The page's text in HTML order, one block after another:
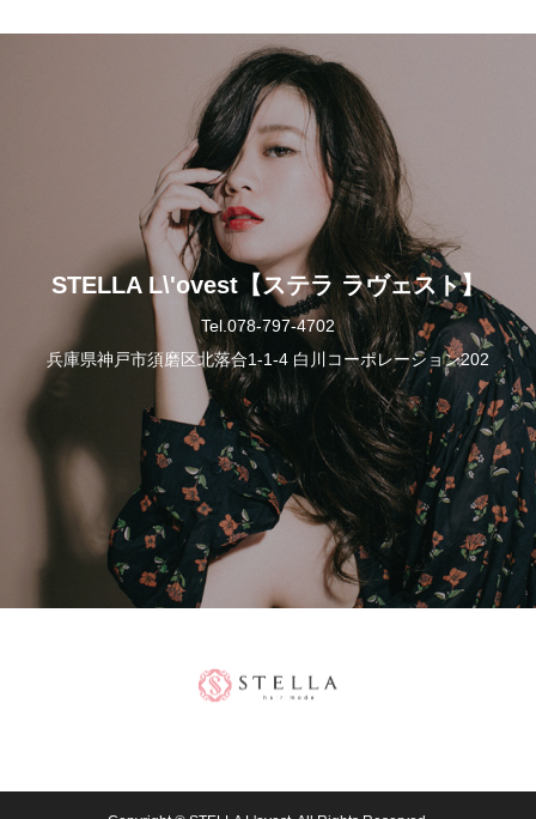
STELLA L\'ovest【ステラ ラヴェスト】
Tel.078-797-4702
兵庫県神戸市須磨区北落合1-1-4 白川コーポレーション202